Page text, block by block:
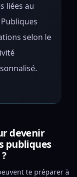
liées au
selon le
devenir
publiques
te préparer à